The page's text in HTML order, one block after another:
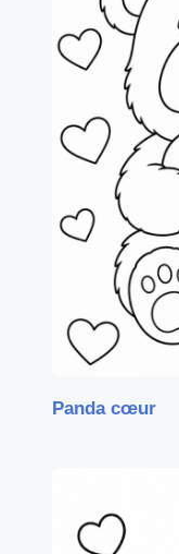
Panda cœur